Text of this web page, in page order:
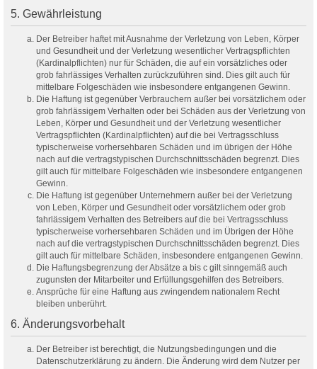
5. Gewährleistung
Der Betreiber haftet mit Ausnahme der Verletzung von Leben, Körper
und Gesundheit und der Verletzung wesentlicher Vertragspflichten
(Kardinalpflichten) nur für Schäden, die auf ein vorsätzliches oder
grob fahrlässiges Verhalten zurückzuführen sind. Dies gilt auch für
mittelbare Folgeschäden wie insbesondere entgangenen Gewinn.
Die Haftung ist gegenüber Verbrauchern außer bei vorsätzlichem oder
grob fahrlässigem Verhalten oder bei Schäden aus der Verletzung von
Leben, Körper und Gesundheit und der Verletzung wesentlicher
Vertragspflichten (Kardinalpflichten) auf die bei Vertragsschluss
typischerweise vorhersehbaren Schäden und im übrigen der Höhe
nach auf die vertragstypischen Durchschnittsschäden begrenzt. Dies
gilt auch für mittelbare Folgeschäden wie insbesondere entgangenen
Gewinn.
Die Haftung ist gegenüber Unternehmern außer bei der Verletzung
von Leben, Körper und Gesundheit oder vorsätzlichem oder grob
fahrlässigem Verhalten des Betreibers auf die bei Vertragsschluss
typischerweise vorhersehbaren Schäden und im Übrigen der Höhe
nach auf die vertragstypischen Durchschnittsschäden begrenzt. Dies
gilt auch für mittelbare Schäden, insbesondere entgangenen Gewinn.
Die Haftungsbegrenzung der Absätze a bis c gilt sinngemäß auch
zugunsten der Mitarbeiter und Erfüllungsgehilfen des Betreibers.
Ansprüche für eine Haftung aus zwingendem nationalem Recht
bleiben unberührt.
6. Änderungsvorbehalt
Der Betreiber ist berechtigt, die Nutzungsbedingungen und die
Datenschutzerklärung zu ändern. Die Änderung wird dem Nutzer per